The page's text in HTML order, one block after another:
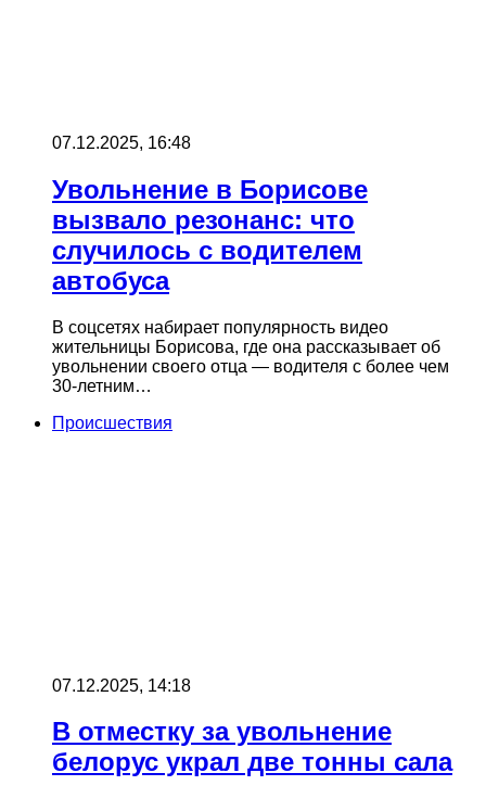
07.12.2025, 16:48
Увольнение в Борисове
вызвало резонанс: что
случилось с водителем
автобуса
В соцсетях набирает популярность видео
жительницы Борисова, где она рассказывает об
увольнении своего отца — водителя с более чем
30‑летним…
Происшествия
07.12.2025, 14:18
В отместку за увольнение
белорус украл две тонны сала